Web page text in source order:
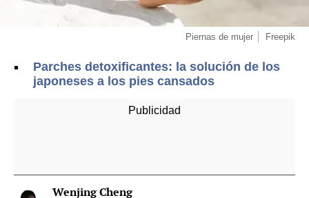
Piernas de mujer Freepik
Parches detoxificantes: la solución de los
japoneses a los pies cansados
Wenjing Cheng